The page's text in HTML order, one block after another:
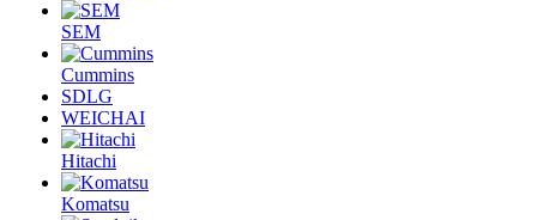
SEM
Cummins
SDLG
WEICHAI
Hitachi
Komatsu